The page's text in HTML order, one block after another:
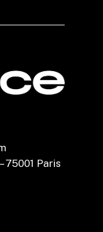
75001 Paris